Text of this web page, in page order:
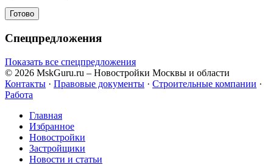
Готово
Спецпредложения
Показать все спецпредложения
© 2026 MskGuru.ru – Новостройки Москвы и области
Контакты · Правовые документы · Строительные компании ·
Работа
Главная
Избранное
Новостр ойки
Застройщики
Новости и статьи